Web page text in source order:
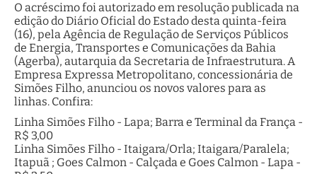
O acréscimo foi autorizado em resolução publicada na
edição do Diário Oficial do Estado desta quinta-feira
(16), pela Agência de Regulação de Serviços Públicos
de Energia, Transportes e Comunicações da Bahia
(Agerba), autarquia da Secretaria de Infraestrutura. A
Empresa Expressa Metropolitano, concessionária de
Simões Filho, anunciou os novos valores para as
linhas. Confira:
Linha Simões Filho - Lapa; Barra e Terminal da França -
R$ 3,00
Linha Simões Filho - Itaigara/Orla; Itaigara/Paralela;
Itapuã ; Goes Calmon - Calçada e Goes Calmon - Lapa -